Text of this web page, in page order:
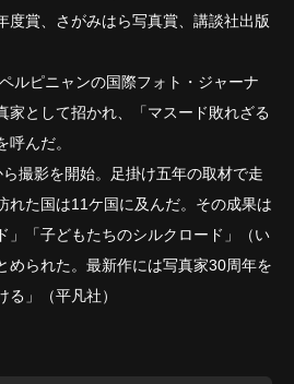
度賞、さがみはら写真賞、講談社出版
ルピニャンの国際フォト・ジャーナ
家として招かれ、「マスード敗れざる
んだ。
撮影を開始。足掛け五年の取材で走
れた国は11ケ国に及んだ。その成果は
」「子どもたちのシルクロード」（い
められた。最新作には写真家30周年を
」（平凡社）